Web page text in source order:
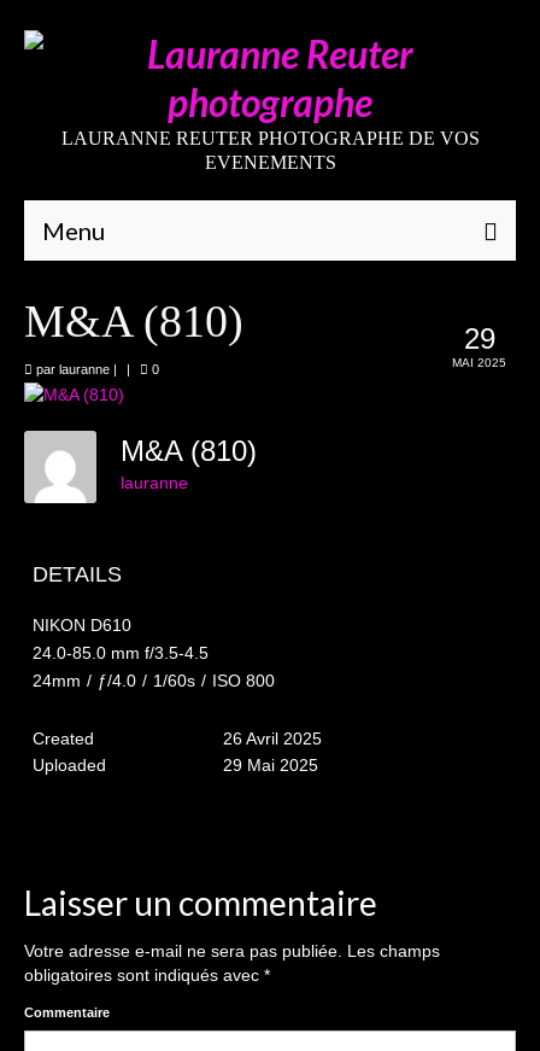
LAURANNE REUTER PHOTOGRAPHE DE VOS
EVENEMENTS
Menu
Mariages
Grossesses
Nouveaux-nés
Enfants
les 8 – 17 ans
Reportages / Nature morte
Galeries Privées
séance du 25.04.26
29
MAI 2025
M&A (810)
par lauranne | | 0
M&A (810)
lauranne
DETAILS
NIKON D610
24.0-85.0 mm f/3.5-4.5
24mm / ƒ/4.0 / 1/60s / ISO 800
Created
26 Avril 2025
Uploaded
29 Mai 2025
Laisser un commentaire
Votre adresse e-mail ne sera pas publiée. Les champs
obligatoires sont indiqués avec *
Commentaire